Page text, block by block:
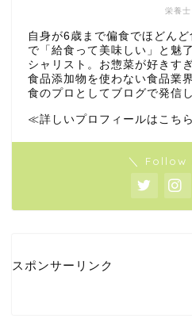
栄養士
自身が6歳まで偏食でほどん
で「給食って美味しい」と魅
シャリスト。お惣菜が好きす
食品添加物を使わない食品業
食のプロとしてブログで発信
≪詳しいプロフィールはこち
＼ Follow
スポンサーリンク